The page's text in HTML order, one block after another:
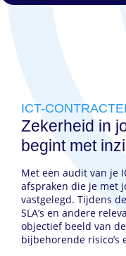
ICT-
Zekerheid in
begint met
Met een audit van je
afspraken die je met
vastgelegd. Tijdens
SLA’s en andere
objectief beeld van
bijbehorende